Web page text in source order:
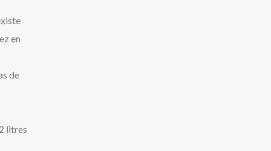
en
de
litres